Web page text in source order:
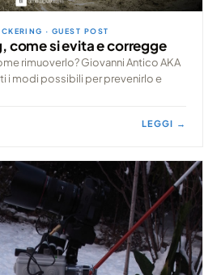
· GUEST POST
come si evita e corregge
rimuoverlo? Giovanni Antico AKA
i modi possibili per prevenirlo e
LEGGI →